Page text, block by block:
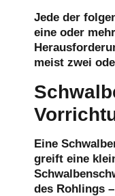
Jede der
eine oder
meist zwei
Eine
greift eine
des Rohlings